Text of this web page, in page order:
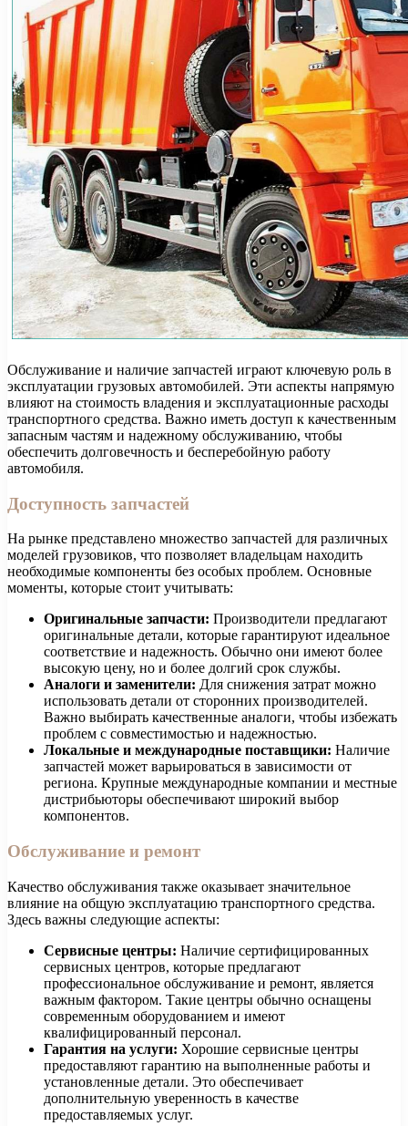
Обслуживание и наличие запчастей играют ключевую роль в
эксплуатации грузовых автомобилей. Эти аспекты напрямую
влияют на стоимость владения и эксплуатационные расходы
транспортного средства. Важно иметь доступ к качественным
запасным частям и надежному обслуживанию, чтобы
обеспечить долговечность и бесперебойную работу
автомобиля.
Доступность запчастей
На рынке представлено множество запчастей для различных
моделей грузовиков, что позволяет владельцам находить
необходимые компоненты без особых проблем. Основные
моменты, которые стоит учитывать:
Оригинальные запчасти: Производители предлагают
оригинальные детали, которые гарантируют идеальное
соответствие и надежность. Обычно они имеют более
высокую цену, но и более долгий срок службы.
Аналоги и заменители: Для снижения затрат можно
использовать детали от сторонних производителей.
Важно выбирать качественные аналоги, чтобы избежать
проблем с совместимостью и надежностью.
Локальные и международные поставщики: Наличие
запчастей может варьироваться в зависимости от
региона. Крупные международные компании и местные
дистрибьюторы обеспечивают широкий выбор
компонентов.
Обслуживание и ремонт
Качество обслуживания также оказывает значительное
влияние на общую эксплуатацию транспортного средства.
Здесь важны следующие аспекты:
Сервисные центры: Наличие сертифицированных
сервисных центров, которые предлагают
профессиональное обслуживание и ремонт, является
важным фактором. Такие центры обычно оснащены
современным оборудованием и имеют
квалифицированный персонал.
Гарантия на услуги: Хорошие сервисные центры
предоставляют гарантию на выполненные работы и
установленные детали. Это обеспечивает
дополнительную уверенность в качестве
предоставляемых услуг.